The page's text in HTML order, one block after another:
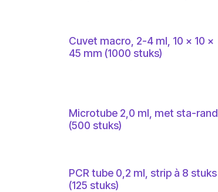
Cuvet macro, 2-4 ml, 10 x 10 x
45 mm (1000 stuks)
Microtube 2,0 ml, met sta-rand
(500 stuks)
PCR tube 0,2 ml, strip à 8 stuks
(125 stuks)